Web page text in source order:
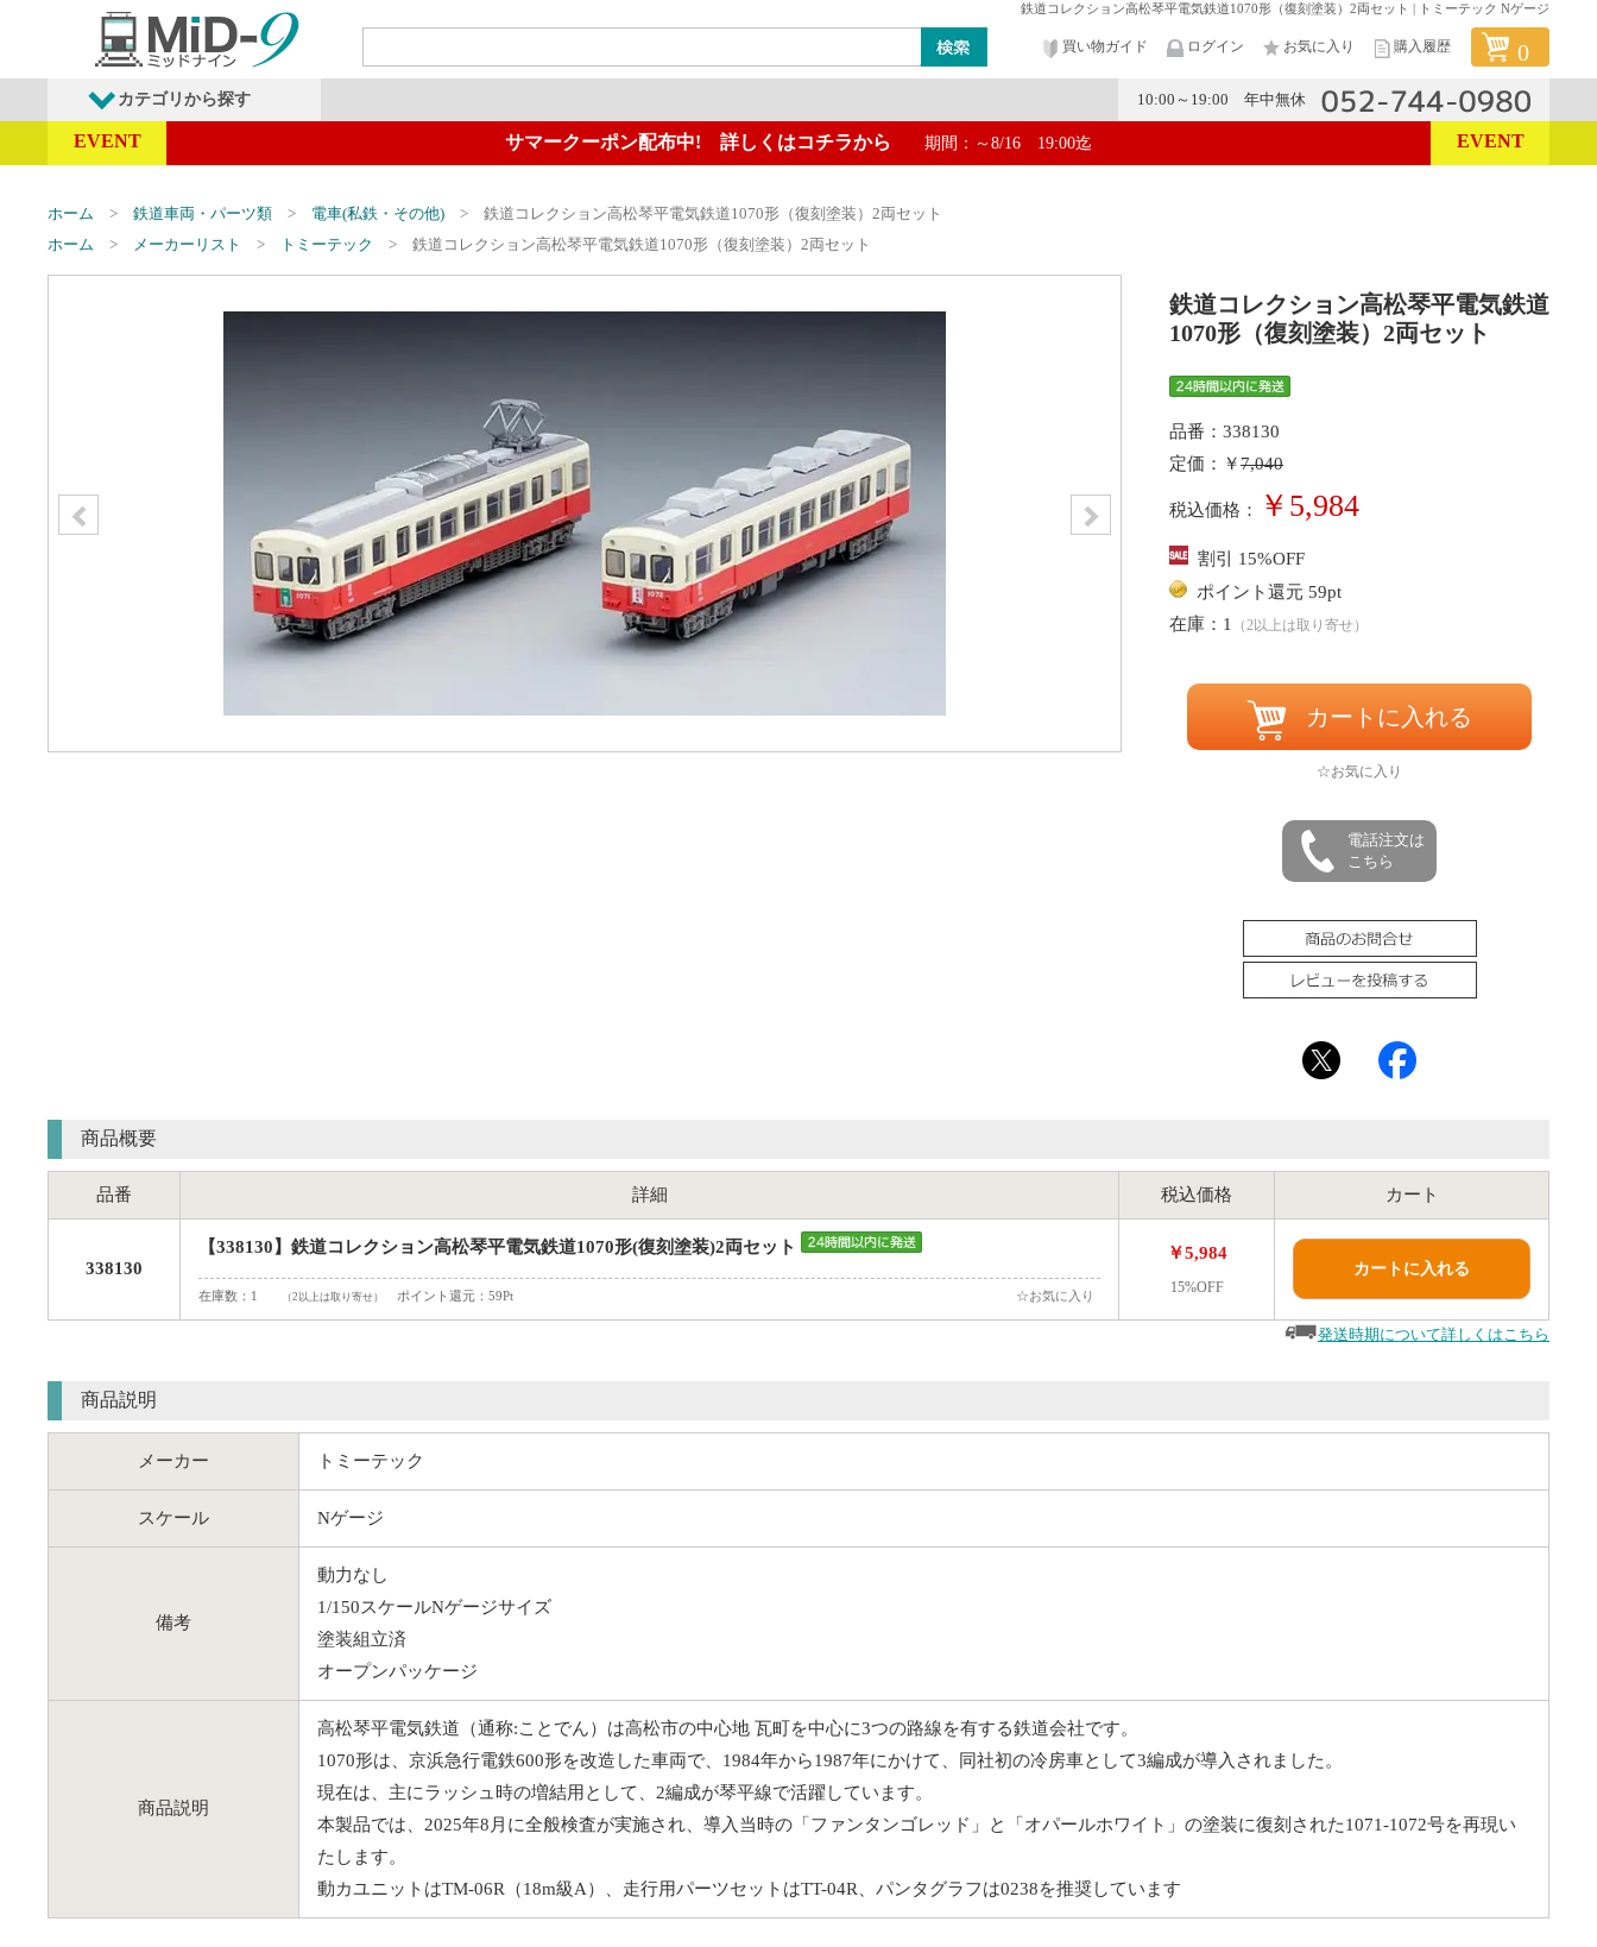
鉄道コレクション高松琴平電気鉄道1070形（復刻塗装）2両セット | トミーテック Nゲージ
買い物ガイド ログイン お気に入り 購入履歴 0
カテゴリから探す 10:00～19:00 年中無休
発売予定商品 鉄道車両・オプション レイアウト・ジオラマ類 工具・塗料・その他 メーカー
EVENT サマークーポン配布中! 詳しくはコチラから 期間：～8/16 19:00迄 EVENT
ホーム 鉄道車両・パーツ類 電車(私鉄・その他)
鉄道コレクション高松琴平電気鉄道1070形（復刻塗装）2両セット
ホーム
メーカーリスト トミーテック 鉄道コレクション高松琴平電気鉄道1070形（復刻塗装）2両セット
鉄道コレクション高松琴平電気鉄道
1070形（復刻塗装）2両セット
品番：338130
定価：￥7,040
税込価格： ￥5,984
割引 15%OFF
ポイント還元 59pt
在庫：1 （2以上は取り寄せ）
カートに入れる
☆お気に入り
電話注文は
こちら
商品概要
品番 詳細 税込価格 カート
338130
【338130】鉄道コレクション高松琴平電気鉄道1070形(復刻塗装)2両セット
在庫数：1 （2以上は取り寄せ） ポイント還元：59Pt ☆お気に入り
￥5,984
15%OFF
カートに入れる
発送時期について詳しくはこちら
商品説明
メーカー トミーテック
スケール Nゲージ
備考
動力なし
1/150スケールNゲージサイズ
塗装組立済
オープンパッケージ
商品説明
高松琴平電気鉄道（通称:ことでん）は高松市の中心地 瓦町を中心に3つの路線を有する鉄道会社です。
1070形は、京浜急行電鉄600形を改造した車両で、1984年から1987年にかけて、同社初の冷房車として3編成が導入されました。
現在は、主にラッシュ時の増結用として、2編成が琴平線で活躍しています。
本製品では、2025年8月に全般検査が実施され、導入当時の「ファンタンゴレッド」と「オパールホワイト」の塗装に復刻された1071-1072号を再現い
たします。
動カユニットはTM-06R（18m級A）、走行用パーツセットはTT-04R、パンタグラフは0238を推奨しています